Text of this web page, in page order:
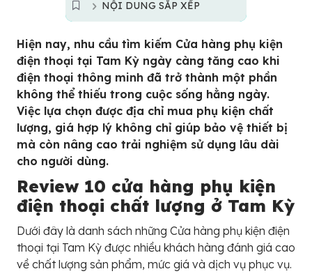
NỘI DUNG SẮP XẾP
Hiện nay, nhu cầu tìm kiếm Cửa hàng phụ kiện
điện thoại tại Tam Kỳ ngày càng tăng cao khi
điện thoại thông minh đã trở thành một phần
không thể thiếu trong cuộc sống hằng ngày.
Việc lựa chọn được địa chỉ mua phụ kiện chất
lượng, giá hợp lý không chỉ giúp bảo vệ thiết bị
mà còn nâng cao trải nghiệm sử dụng lâu dài
cho người dùng.
Review 10 cửa hàng phụ kiện
điện thoại chất lượng ở Tam Kỳ
Dưới đây là danh sách những Cửa hàng phụ kiện điện
thoại tại Tam Kỳ được nhiều khách hàng đánh giá cao
về chất lượng sản phẩm, mức giá và dịch vụ phục vụ.